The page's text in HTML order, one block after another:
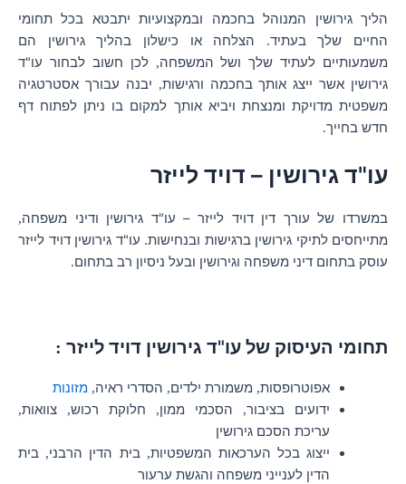
הליך גירושין המנוהל בחכמה ובמקצועיות יתבטא בכל תחומי
החיים שלך בעתיד. הצלחה או כישלון בהליך גירושין הם
משמעותיים לעתיד שלך ושל המשפחה,לכן חשוב לבחור עו"ד
גירושין אשר ייצג אותך בחכמה ורגישות, יבנה עבורך אסטרטגיה
משפטית מדויקת ומנצחת ויביא אותך למקום בו ניתן לפתוח דף
חדש בחייך.
עו"ד גירושין – דויד לייזר
במשרדו של עורך דין דויד לייזר – עו"ד גירושין ודיני משפחה,
מתייחסים לתיקי גירושין ברגישות ובנחישות. עו"ד גירושין דויד לייזר
עוסק בתחום דיני משפחה וגירושין ובעל ניסיון רב בתחום.
תחומי העיסוק של עו"ד גירושין דויד לייזר :
אפוטרופסות, משמורת ילדים, הסדרי ראיה, מזונות
ידועים בציבור, הסכמי ממון, חלוקת רכוש, צוואות,
עריכת הסכם גירושין
ייצוג בכל הערכאות המשפטיות, בית הדין הרבני, בית
הדין לענייני משפחה והגשת ערעור